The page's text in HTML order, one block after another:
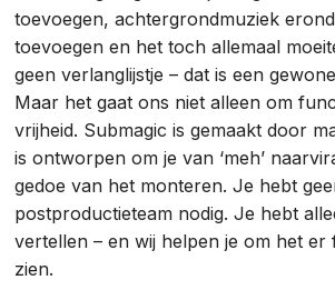
toevoegen, achtergrondmuziek
toevoegen en het toch allemaal
geen verlanglijstje – dat is een
Maar het gaat ons niet alleen om
vrijheid. Submagic is gemaakt door
is ontworpen om je van ‘meh’
gedoe van het monteren. Je hebt
postproductieteam nodig. Je hebt
vertellen – en wij helpen je om het er
zien.